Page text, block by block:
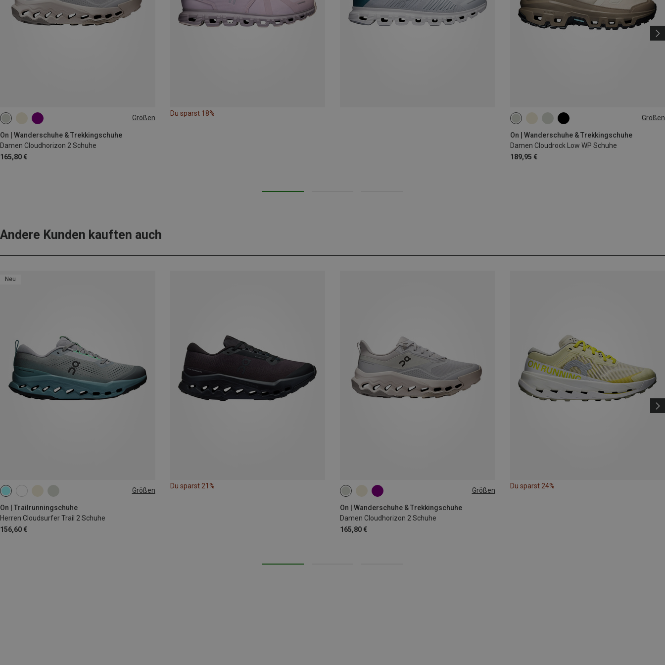
Größen
On | Wanderschuhe & Trekkingschuhe
Damen Cloudhorizon 2 Schuhe
165,80 €
Du sparst 18%
Größen
On | Wanderschuhe & Trekkingschuhe
Damen Cloudrock Low WP Schuhe
189,95 €
Andere Kunden kauften auch
Neu
Größen
On | Trailrunningschuhe
Herren Cloudsurfer Trail 2 Schuhe
156,60 €
Du sparst 21%
Größen
On | Wanderschuhe & Trekkingschuhe
Damen Cloudhorizon 2 Schuhe
165,80 €
Du sparst 24%